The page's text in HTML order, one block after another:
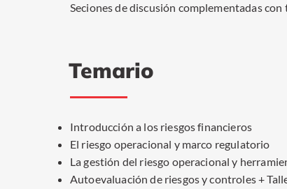
Seciones de discusión complementadas
Temario
Introducción a los riesgos financieros
El riesgo operacional y marco regulatorio
La gestión del riesgo operacional y
Autoevaluación de riesgos y controles +